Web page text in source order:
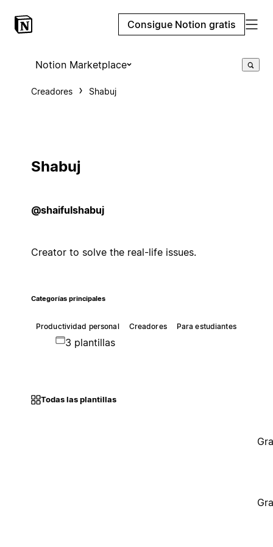
Consigue Notion gratis
Notion Marketplace
Creadores Shabuj
Shabuj
@shaifulshabuj
Creator to solve the real-life issues.
Categorías principales
Productividad personal Creadores Para estudiantes
3 plantillas
Todas las plantillas